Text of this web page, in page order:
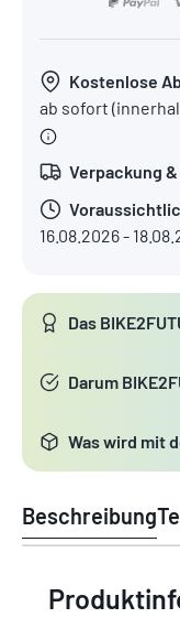
Kostenlose
ab sofort
Verpackung
16.08.2026 -
Das
Darum
Was wird mit
Beschreibung